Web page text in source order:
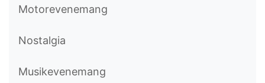
Motorevenemang
Nostalgia
Musikevenemang